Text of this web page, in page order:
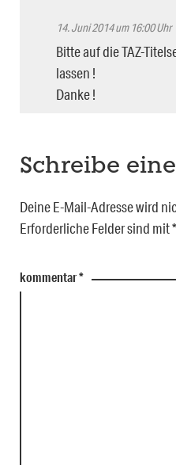
14. Juni 2014 um 16:00 Uhr
Bitte auf die TAZ-
lassen !
Danke !
Schreibe
Deine E-Mail-Adresse wird
Erforderliche Felder sind mit*
kommentar*